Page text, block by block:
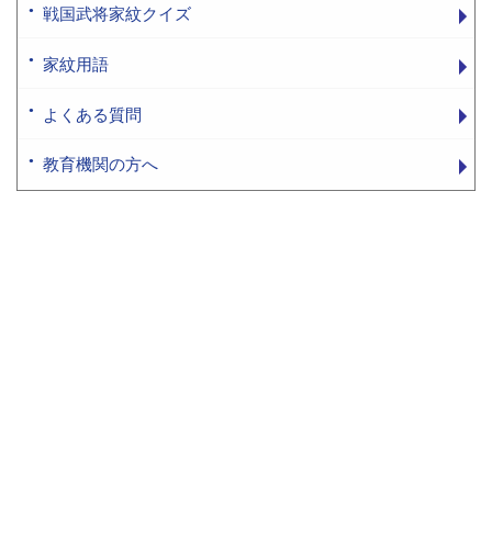
戦国武将家紋クイズ
家紋用語
よくある質問
教育機関の方へ